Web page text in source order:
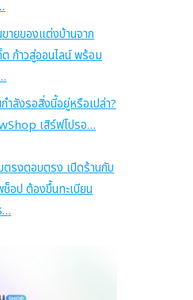
ขายของแต่งบ้านจาก
ต ก้าวสู่ออนไลน์ พร้อม
ำลังรอสิ่งนี้อยู่หรือเปล่า?
เสิร์ฟโปรอ…
ตรงตอบตรง เปิดร้านกับ
ช็อป ต้องขึ้นทะเบียน
…